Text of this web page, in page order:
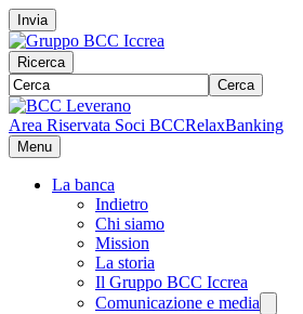
Invia
Ricerca
Cerca
Area Riservata Soci BCCRelaxBanking
Menu
La banca
Indietro
Chi siamo
Mission
La storia
Il Gruppo BCC Iccrea
Comunicazione e media